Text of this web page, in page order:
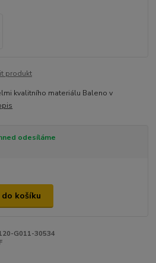
produkt
kvalitního materiálu Baleno v
odesíláme
košíku
G011-30534